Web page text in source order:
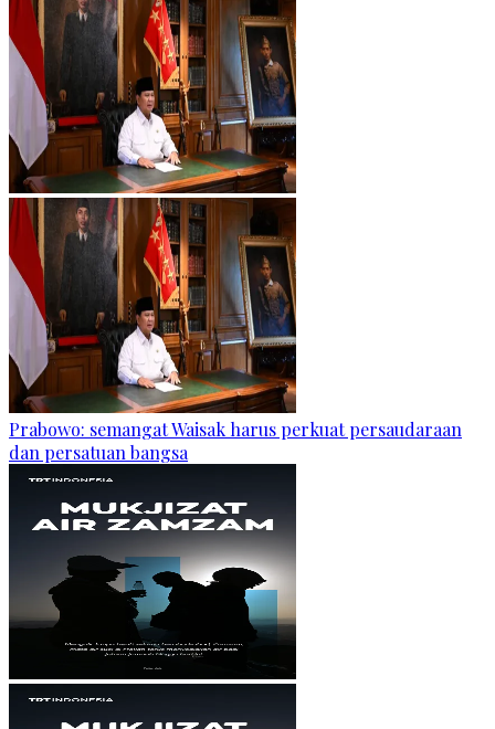
Prabowo: semangat Waisak harus perkuat persaudaraan
dan persatuan bangsa